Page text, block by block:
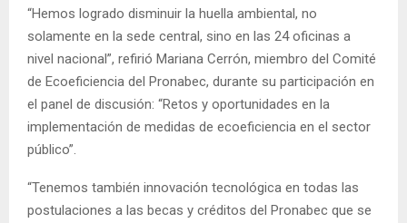
“Hemos logrado disminuir la huella ambiental, no
solamente en la sede central, sino en las 24 oficinas a
nivel nacional”, refirió Mariana Cerrón, miembro del Comité
de Ecoeficiencia del Pronabec, durante su participación en
el panel de discusión: “Retos y oportunidades en la
implementación de medidas de ecoeficiencia en el sector
público”.
“Tenemos también innovación tecnológica en todas las
postulaciones a las becas y créditos del Pronabec que se